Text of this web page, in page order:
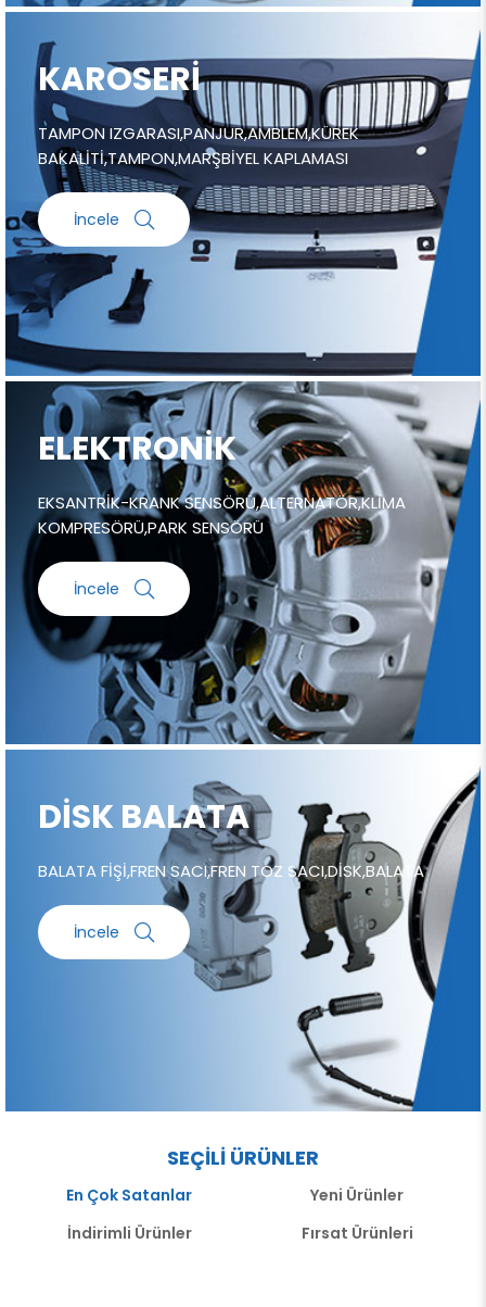
KAROSERİ
TAMPON IZGARASI,PANJUR,AMBLEM,KÜREK
BAKALİTİ,TAMPON,MARŞBİYEL KAPLAMASI
İncele
ELEKTRONİK
EKSANTRİK-KRANK SENSÖRÜ,ALTERNATÖR,KLİMA
KOMPRESÖRÜ,PARK SENSÖRÜ
İncele
DİSK BALATA
BALATA FİŞİ,FREN SACI,FREN TOZ SACI,DİSK,BALATA
İncele
SEÇİLİ ÜRÜNLER
En Çok Satanlar
Yeni Ürünler
İndirimli Ürünler
Fırsat Ürünleri